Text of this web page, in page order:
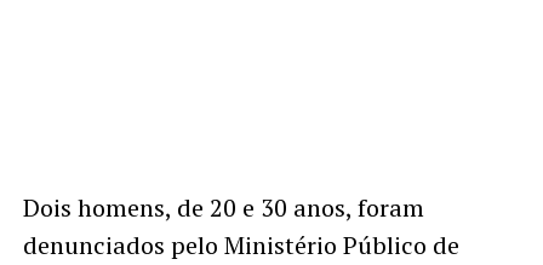
Dois homens, de 20 e 30 anos, foram
denunciados pelo Ministério Público de